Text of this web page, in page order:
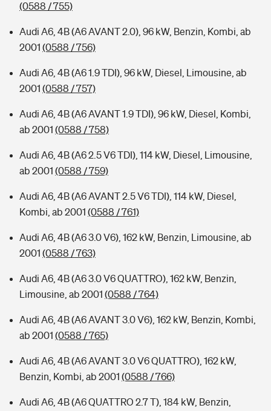
(0588 / 755)
Audi A6, 4B (A6 AVANT 2.0), 96 kW, Benzin, Kombi, ab
2001 (0588 / 756)
Audi A6, 4B (A6 1.9 TDI), 96 kW, Diesel, Limousine, ab
2001 (0588 / 757)
Audi A6, 4B (A6 AVANT 1.9 TDI), 96 kW, Diesel, Kombi,
ab 2001 (0588 / 758)
Audi A6, 4B (A6 2.5 V6 TDI), 114 kW, Diesel, Limousine,
ab 2001 (0588 / 759)
Audi A6, 4B (A6 AVANT 2.5 V6 TDI), 114 kW, Diesel,
Kombi, ab 2001 (0588 / 761)
Audi A6, 4B (A6 3.0 V6), 162 kW, Benzin, Limousine, ab
2001 (0588 / 763)
Audi A6, 4B (A6 3.0 V6 QUATTRO), 162 kW, Benzin,
Limousine, ab 2001 (0588 / 764)
Audi A6, 4B (A6 AVANT 3.0 V6), 162 kW, Benzin, Kombi,
ab 2001 (0588 / 765)
Audi A6, 4B (A6 AVANT 3.0 V6 QUATTRO), 162 kW,
Benzin, Kombi, ab 2001 (0588 / 766)
Audi A6, 4B (A6 QUATTRO 2.7 T), 184 kW, Benzin,